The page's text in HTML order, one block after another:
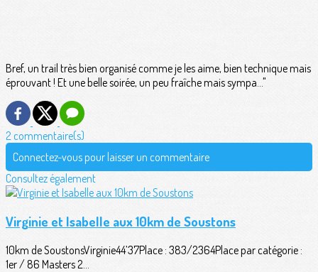
Bref, un trail très bien organisé comme je les aime, bien technique mais
éprouvant ! Et une belle soirée, un peu fraîche mais sympa..."
2 commentaire(s)
Connectez-vous pour laisser un commentaire
Consultez également
Virginie et Isabelle aux 10km de Soustons
10km de SoustonsVirginie44’37Place : 383/2364Place par catégorie :
1er / 86 Masters 2...